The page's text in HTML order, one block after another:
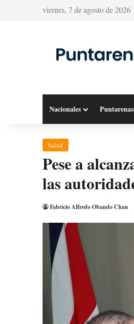
viernes, 7 de agosto de 2026
Nacionales Puntarenas
Salud
​Pese a
las
Fabricio Alfredo Obando Chan